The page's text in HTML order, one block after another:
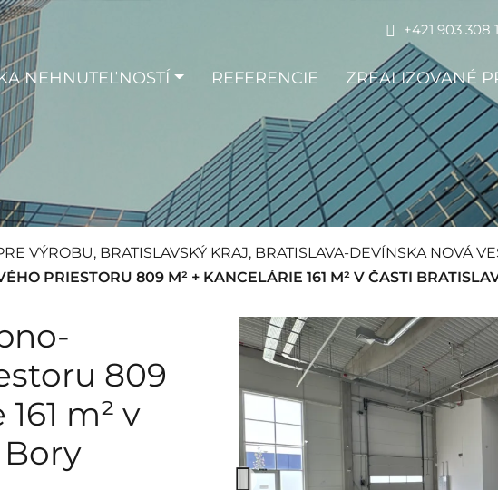
+421 903 308
NEHNUTEĽNOSTÍ REFERENCIE ZREALIZOVANÉ
VÝROBU, BRATISLAVSKÝ KRAJ, BRATISLAVA-DEVÍNSKA NOVÁ
PRIESTORU 809 M² + KANCELÁRIE 161 M² V ČASTI
809
m² v